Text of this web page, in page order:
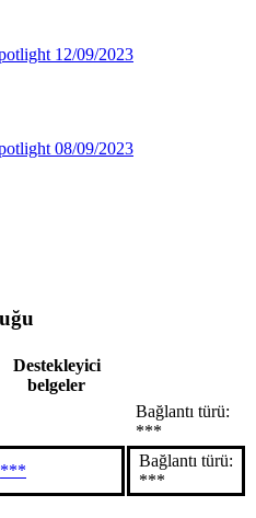
12/09/2023
08/09/2023
Destekleyici
belgeler
Bağlantı türü:
***
***
Bağlantı türü:
***